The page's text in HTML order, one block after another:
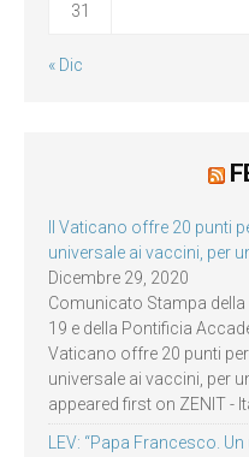
31
« Dic
Il Vaticano offre 20 punti
universale ai vaccini, per
Dicembre 29, 2020
Comunicato Stampa
19 e della Pontificia
Vaticano offre 20 punti
universale ai vaccini, per
appeared first on ZENIT -
LEV: “Papa Francesco.